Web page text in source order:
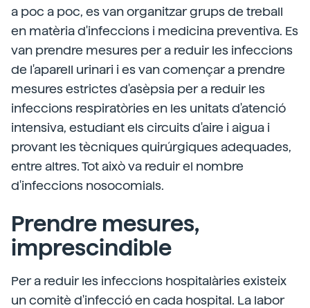
a poc a poc, es van organitzar grups de treball
en matèria d'infeccions i medicina preventiva. Es
van prendre mesures per a reduir les infeccions
de l'aparell urinari i es van començar a prendre
mesures estrictes d'asèpsia per a reduir les
infeccions respiratòries en les unitats d'atenció
intensiva, estudiant els circuits d'aire i aigua i
provant les tècniques quirúrgiques adequades,
entre altres. Tot això va reduir el nombre
d'infeccions nosocomials.
Prendre mesures,
imprescindible
Per a reduir les infeccions hospitalàries existeix
un comitè d'infecció en cada hospital. La labor